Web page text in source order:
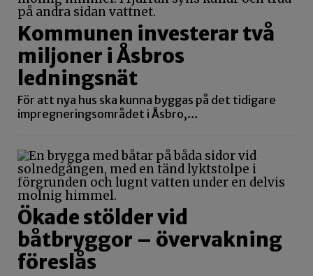
Kommunen investerar två
miljoner i Åsbros
ledningsnät
För att nya hus ska kunna byggas på det tidigare
impregneringsområdet i Åsbro,…
Ökade stölder vid
båtbryggor – övervakning
föreslås